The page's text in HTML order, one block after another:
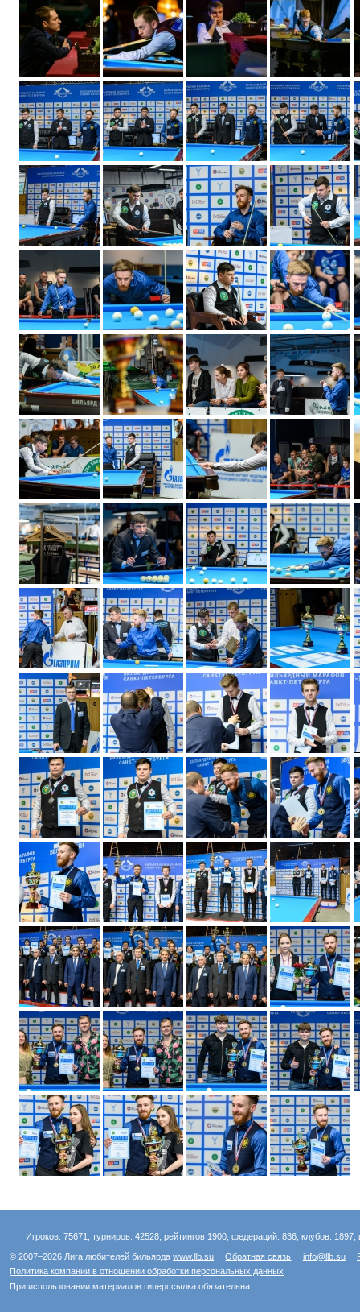
Игроков: 75671, турниров: 42528, рейтингов 1900, федераций: 836, клубов:
© 2007–2026 Лига любителей бильярдаwww.llb.su Обратная связь info@llb.su
Политика компании в отношении обработки персональных данных
При использовании материалов гиперссылка обязательна.